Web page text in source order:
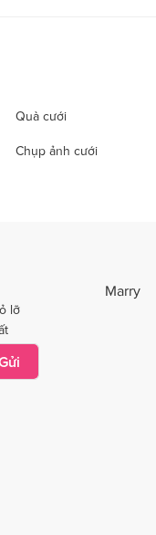
Quà cưới
Chụp ảnh cưới
lỡ
Marry